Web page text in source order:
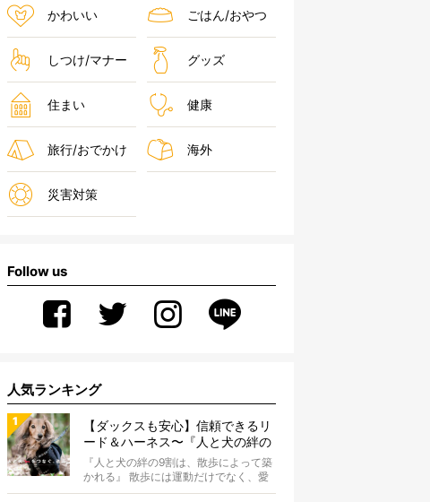
かわいい ごはん/おやつ
しつけ/マナー グッズ
住まい 健康
旅行/おでかけ 海外
災害対策
Follow us
人気ランキング
【ダックスも安心】信頼できるリ
ード＆ハーネス〜『人と犬の絆の
9割は散歩によって築かれる』
WOLFGANG MAN＆BEAST〜
『人と犬の絆の9割は、散歩によって築
かれる』 散歩には運動だけでなく、愛
犬とオーナーの絆を深める重要な役割